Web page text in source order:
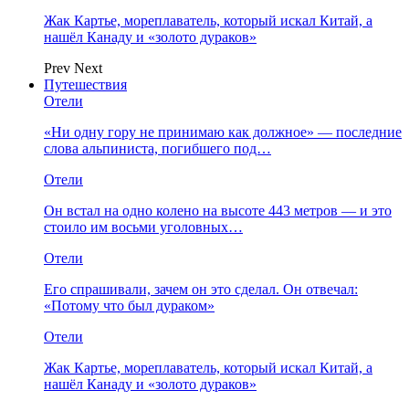
Жак Картье, мореплаватель, который искал Китай, а
нашёл Канаду и «золото дураков»
Prev Next
Путешествия
Отели
«Ни одну гору не принимаю как должное» — последние
слова альпиниста, погибшего под…
Отели
Он встал на одно колено на высоте 443 метров — и это
стоило им восьми уголовных…
Отели
Его спрашивали, зачем он это сделал. Он отвечал:
«Потому что был дураком»
Отели
Жак Картье, мореплаватель, который искал Китай, а
нашёл Канаду и «золото дураков»